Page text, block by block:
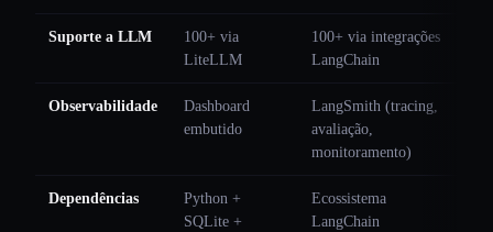
Suporte a LLM
100+ via
LiteLLM
100+ via integrações
LangChain
Observabilidade
Dashboard
embutido
LangSmith (tracing,
avaliação,
monitoramento)
Dependências
Python +
SQLite +
Ecossistema
LangChain